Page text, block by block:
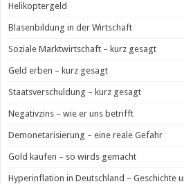
Helikoptergeld
Blasenbildung in der Wirtschaft
Soziale Marktwirtschaft – kurz gesagt
Geld erben – kurz gesagt
Staatsverschuldung – kurz gesagt
Negativzins – wie er uns betrifft
Demonetarisierung – eine reale Gefahr
Gold kaufen – so wirds gemacht
Hyperinflation in Deutschland – Geschichte